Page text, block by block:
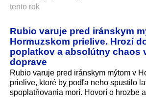
tento rok
Rubio varuje pred iránskym
Hormuzskom prielive. Hrozí
poplatkov a absolútny chaos
doprave
Rubio varuje pred iránskym mýtom v
prielive, ktoré by podľa neho spustilo
spoplatňovania morí. Hovorí o hrozbe